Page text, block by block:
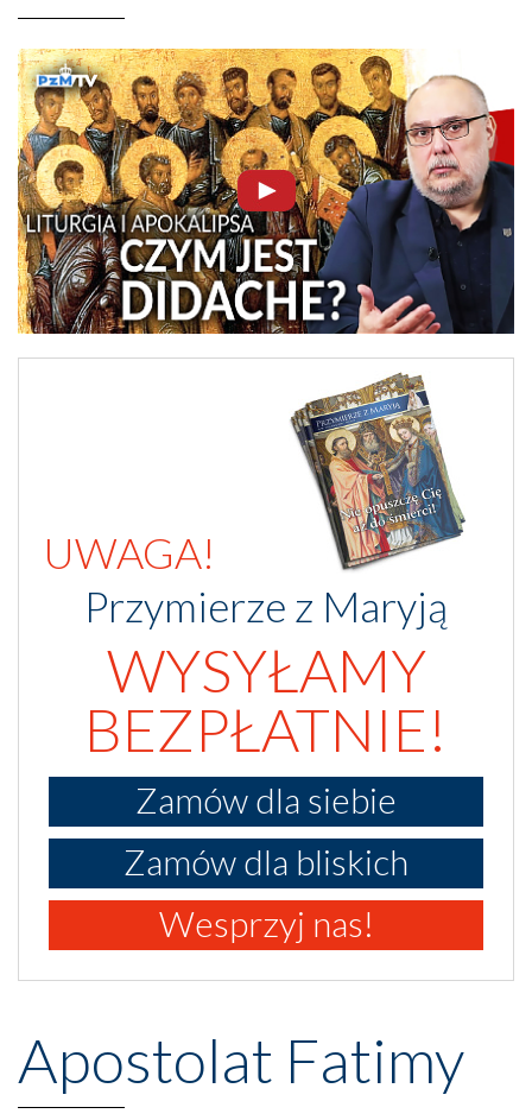
UWAGA!
Przymierze z Maryją
WYSYŁAMY
BEZPŁATNIE!
Zamów dla siebie
Zamów dla bliskich
Wesprzyj nas!
Apostolat Fatimy